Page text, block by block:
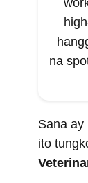
na
Sana ay
ito